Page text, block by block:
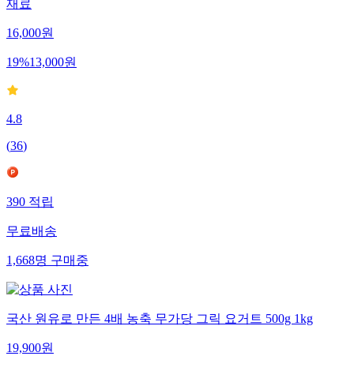
재료
16,000원
19%13,000원
4.8
(36)
390적립
무료배송
1,668명구매중
국산 원유로 만든 4배 농축 무가당 그릭 요거트 500g 1kg
19,900원